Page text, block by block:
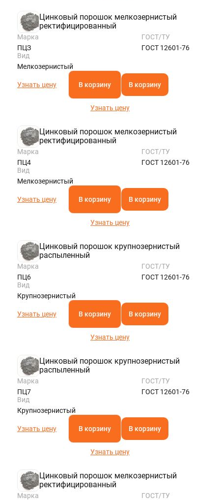
Цинковый порошок мелкозернистый
ректифицированный
Марка
ПЦЗ
ГОСТ/ТУ
ГОСТ 12601-76
Вид
Мелкозернистый
Узнать цену В корзину В корзину
Узнать цену
Цинковый порошок мелкозернистый
ректифицированный
Марка
ПЦ4
ГОСТ/ТУ
ГОСТ 12601-76
Вид
Мелкозернистый
Узнать цену В корзину В корзину
Узнать цену
Цинковый порошок крупнозернистый
распыленный
Марка
ПЦ6
ГОСТ/ТУ
ГОСТ 12601-76
Вид
Крупнозернистый
Узнать цену В корзину В корзину
Узнать цену
Цинковый порошок крупнозернистый
распыленный
Марка
ПЦ7
ГОСТ/ТУ
ГОСТ 12601-76
Вид
Крупнозернистый
Узнать цену В корзину В корзину
Узнать цену
Цинковый порошок мелкозернистый
ректифицированный
Марка
ГОСТ/ТУ